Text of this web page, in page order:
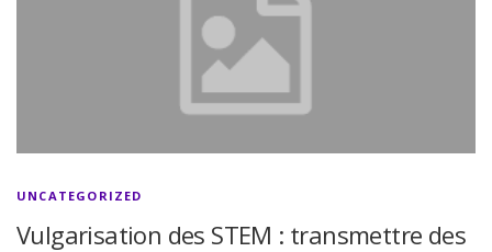
UNCATEGORIZED
Vulgarisation des STEM : transmettre des